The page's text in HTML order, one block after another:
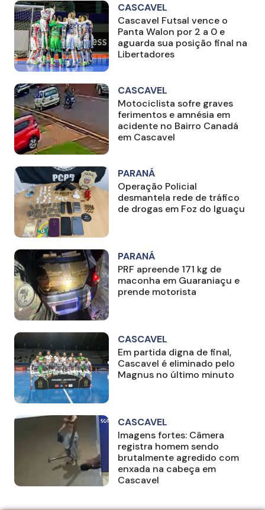
CASCAVEL
Cascavel Futsal vence o
Panta Walon por 2 a 0 e
aguarda sua posição final na
Libertadores
CASCAVEL
Motociclista sofre graves
ferimentos e amnésia em
acidente no Bairro Canadá
em Cascavel
PARANÁ
Operação Policial
desmantela rede de tráfico
de drogas em Foz do Iguaçu
PARANÁ
PRF apreende 171 kg de
maconha em Guaraniaçu e
prende motorista
CASCAVEL
Em partida digna de final,
Cascavel é eliminado pelo
Magnus no último minuto
CASCAVEL
Imagens fortes: Câmera
registra homem sendo
brutalmente agredido com
enxada na cabeça em
Cascavel